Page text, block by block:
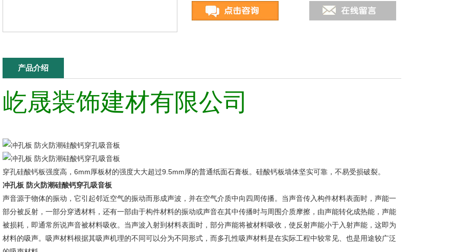
产品介绍
屹晟装饰建材有限公司
穿孔硅酸钙板强度高，6mm厚板材的强度大大超过9.5mm厚的普通纸面石膏板。硅酸钙板墙体坚实可靠，不易受损破裂。
冲孔板 防火防潮硅酸钙穿孔吸音板
声音源于物体的振动，它引起邻近空气的振动而形成声波，并在空气介质中向四周传播。当声音传入构件材料表面时，声能一
部分被反射，一部分穿透材料，还有一部由于构件材料的振动或声音在其中传播时与周围介质摩擦，由声能转化成热能，声能
被损耗，即通常所说声音被材料吸收。当声波入射到材料表面时，部分声能将被材料吸收，使反射声能小于入射声能，这即为
材料的吸声。吸声材料根据其吸声机理的不同可以分为不同形式，而多孔性吸声材料是在实际工程中较常见、也是用途较广泛